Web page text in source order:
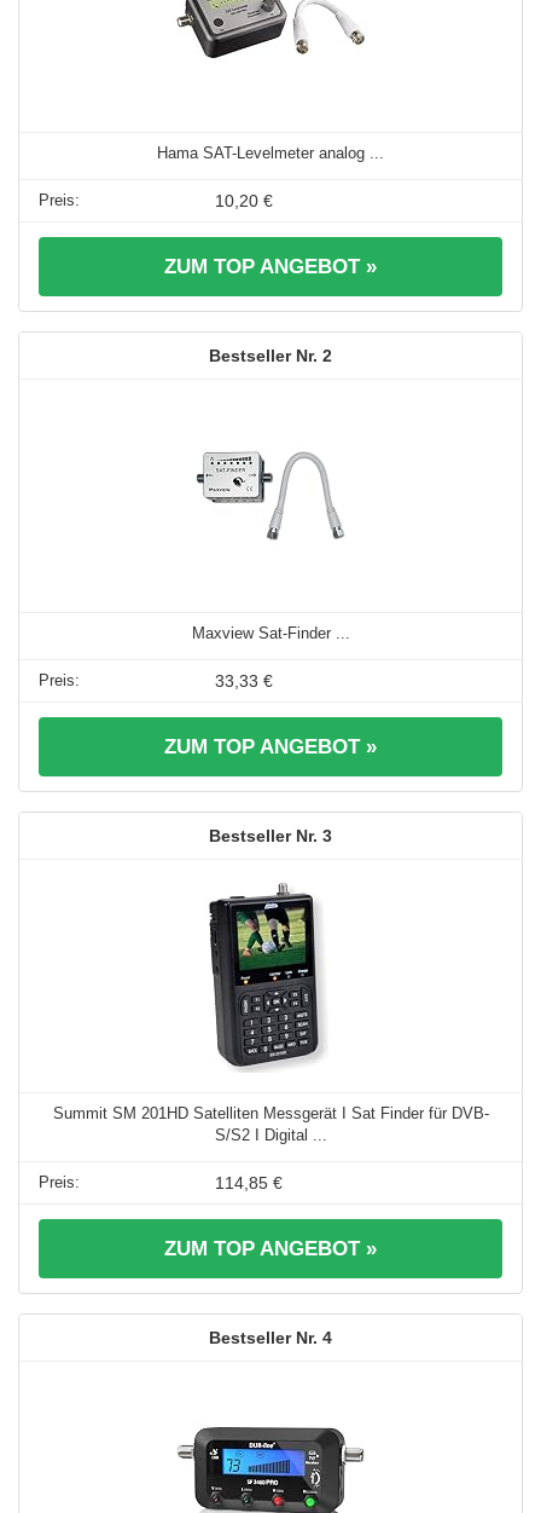
Hama SAT-Levelmeter analog ...
10,20 €
ZUM TOP ANGEBOT »
2
Maxview Sat-Finder ...
33,33 €
ZUM TOP ANGEBOT »
3
Summit SM 201HD Satelliten Messgerät I Sat Finder für DVB-
S/S2 I Digital ...
114,85 €
ZUM TOP ANGEBOT »
4